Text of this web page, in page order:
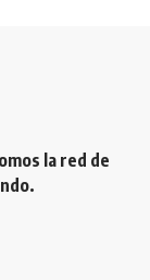
la red de